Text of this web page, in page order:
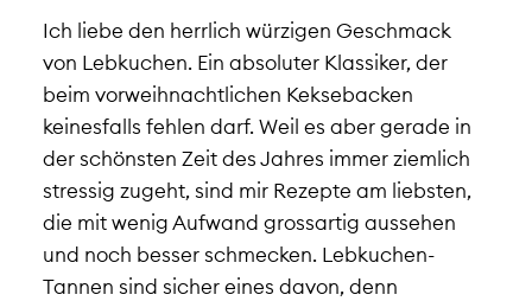
Ich liebe den herrlich würzigen Geschmack
von Lebkuchen. Ein absoluter Klassiker, der
beim vorweihnachtlichen Keksebacken
keinesfalls fehlen darf. Weil es aber gerade in
der schönsten Zeit des Jahres immer ziemlich
stressig zugeht, sind mir Rezepte am liebsten,
die mit wenig Aufwand grossartig aussehen
und noch besser schmecken. Lebkuchen-
Tannen sind sicher eines davon, denn